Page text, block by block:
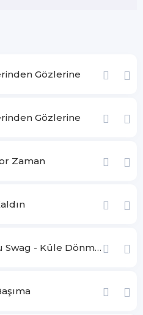
Gözlerine
Gözlerine
Zaman
Semicenk & Doğu Swag - Küle Dönmüşsün